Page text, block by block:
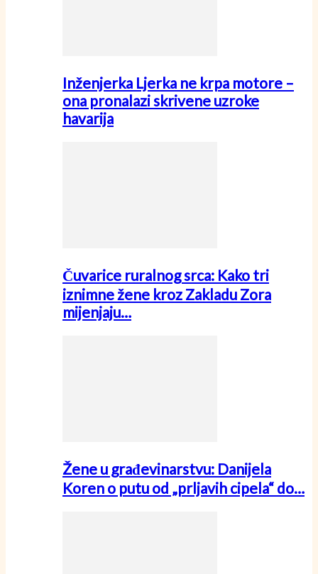
Inženjerka Ljerka ne krpa motore –
ona pronalazi skrivene uzroke
havarija
Čuvarice ruralnog srca: Kako tri
iznimne žene kroz Zakladu Zora
mijenjaju…
Žene u građevinarstvu: Danijela
Koren o putu od „prljavih cipela“ do…